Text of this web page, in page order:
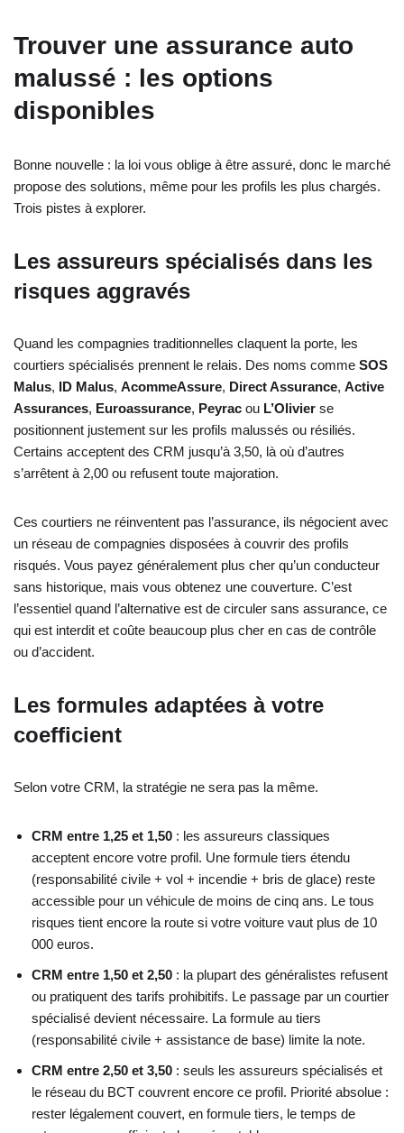
Trouver une assurance auto
malussé : les options
disponibles
Bonne nouvelle : la loi vous oblige à être assuré, donc le marché
propose des solutions, même pour les profils les plus chargés.
Trois pistes à explorer.
Les assureurs spécialisés dans les
risques aggravés
Quand les compagnies traditionnelles claquent la porte, les
courtiers spécialisés prennent le relais. Des noms comme SOS
Malus, ID Malus, AcommeAssure, Direct Assurance, Active
Assurances, Euroassurance, Peyrac ou L’Olivier se
positionnent justement sur les profils malussés ou résiliés.
Certains acceptent des CRM jusqu’à 3,50, là où d’autres
s’arrêtent à 2,00 ou refusent toute majoration.
Ces courtiers ne réinventent pas l’assurance, ils négocient avec
un réseau de compagnies disposées à couvrir des profils
risqués. Vous payez généralement plus cher qu’un conducteur
sans historique, mais vous obtenez une couverture. C’est
l’essentiel quand l’alternative est de circuler sans assurance, ce
qui est interdit et coûte beaucoup plus cher en cas de contrôle
ou d’accident.
Les formules adaptées à votre
coefficient
Selon votre CRM, la stratégie ne sera pas la même.
CRM entre 1,25 et 1,50 : les assureurs classiques
acceptent encore votre profil. Une formule tiers étendu
(responsabilité civile + vol + incendie + bris de glace) reste
accessible pour un véhicule de moins de cinq ans. Le tous
risques tient encore la route si votre voiture vaut plus de 10
000 euros.
CRM entre 1,50 et 2,50 : la plupart des généralistes refusent
ou pratiquent des tarifs prohibitifs. Le passage par un courtier
spécialisé devient nécessaire. La formule au tiers
(responsabilité civile + assistance de base) limite la note.
CRM entre 2,50 et 3,50 : seuls les assureurs spécialisés et
le réseau du BCT couvrent encore ce profil. Priorité absolue :
rester légalement couvert, en formule tiers, le temps de